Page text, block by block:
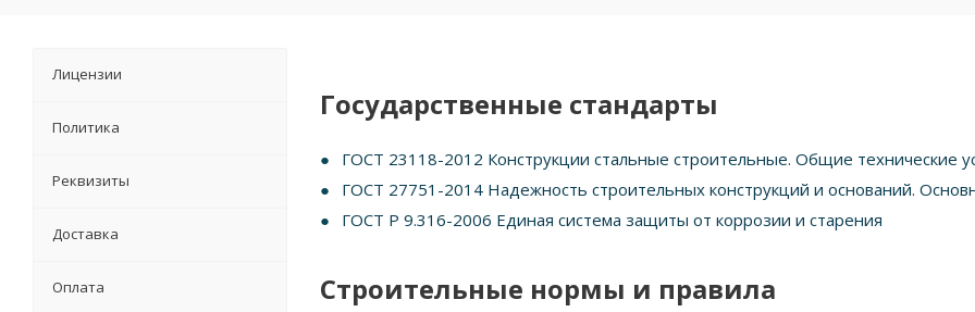
Государственные стандарты
ГОСТ 23118-2012 Конструкции стальные строительные. Общие технические
ГОСТ 27751-2014 Надежность строительных конструкций и оснований.
ГОСТ Р 9.316-2006 Единая система защиты от коррозии и старения
Строительные нормы и правила
Лицензии
Политика
Реквизиты
Доставка
Оплата